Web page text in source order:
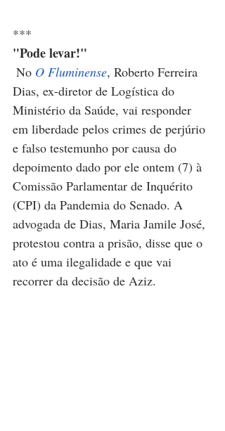
***
"Pode levar!"
No O Fluminense, Roberto Ferreira
Dias, ex-diretor de Logística do
Ministério da Saúde, vai responder
em liberdade pelos crimes de perjúrio
e falso testemunho por causa do
depoimento dado por ele ontem (7) à
Comissão Parlamentar de Inquérito
(CPI) da Pandemia do Senado. A
advogada de Dias, Maria Jamile José,
protestou contra a prisão, disse que o
ato é uma ilegalidade e que vai
recorrer da decisão de Aziz.